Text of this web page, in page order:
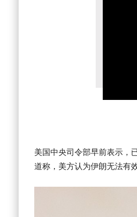
美国中央司令部早前表示，
道称，美方认为伊朗无法有